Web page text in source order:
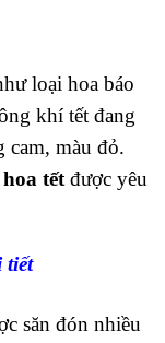
loại hoa báo
khí tết đang
cam, màu đỏ.
tết được yêu
tiết
săn đón nhiều